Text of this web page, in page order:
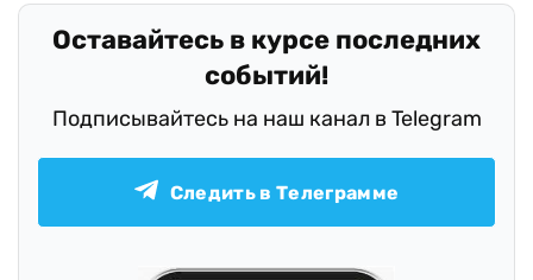
Оставайтесь в курсе последних
событий!
Подписывайтесь на наш канал в Telegram
Следить в Телеграмме